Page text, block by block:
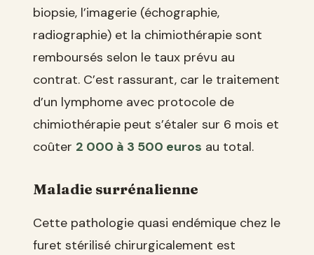
biopsie, l’imagerie (échographie,
radiographie) et la chimiothérapie sont
remboursés selon le taux prévu au
contrat. C’est rassurant, car le traitement
d’un lymphome avec protocole de
chimiothérapie peut s’étaler sur 6 mois et
coûter 2 000 à 3 500 euros au total.
Maladie surrénalienne
Cette pathologie quasi endémique chez le
furet stérilisé chirurgicalement est